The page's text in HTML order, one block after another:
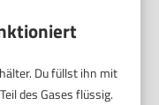
Du füllst ihn mit
des Gases flüssig.